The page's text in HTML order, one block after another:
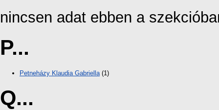
nincsen adat ebben a
P...
Petneházy Klaudia Gabriella (1)
Q...